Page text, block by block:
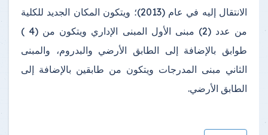
الانتقال إليه في عام (2013)؛ ويتكون المكان الجديد للكلية
من عدد (2) مبنى الأول المبنى الإداري ويتكون من (4 )
طوابق بالإضافة إلى الطابق الأرضي والبدروم، والمبنى
الثاني مبنى المدرجات ويتكون من طابقين بالإضافة إلى
الطابق الأرضي.